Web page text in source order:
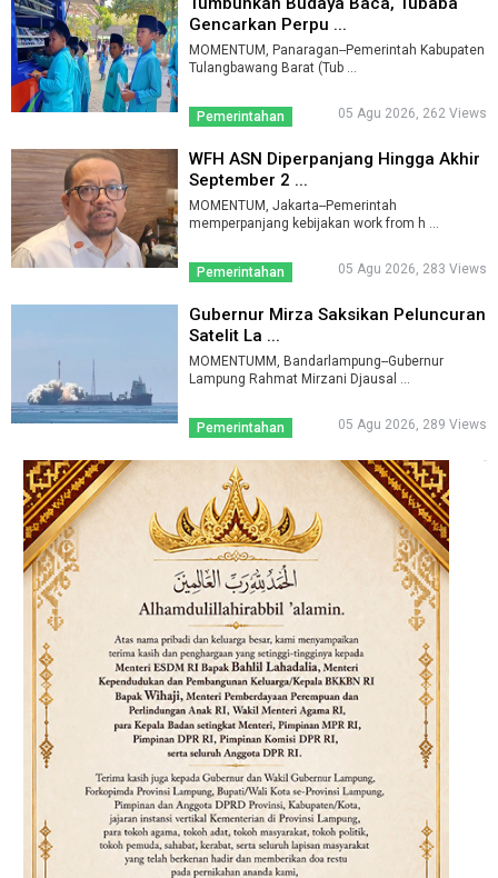
Gencarkan Perpu ...
MOMENTUM, Panaragan--Pemerintah Kabupaten
Tulangbawang Barat (Tub ...
Pemerintahan 05 Agu 2026, 262 Views
WFH ASN Diperpanjang Hingga Akhir
September 2 ...
MOMENTUM, Jakarta--Pemerintah
memperpanjang kebijakan work from h ...
Pemerintahan 05 Agu 2026, 283 Views
Gubernur Mirza Saksikan Peluncuran
Satelit La ...
MOMENTUMM, Bandarlampung--Gubernur
Lampung Rahmat Mirzani Djausal ...
Pemerintahan 05 Agu 2026, 289 Views